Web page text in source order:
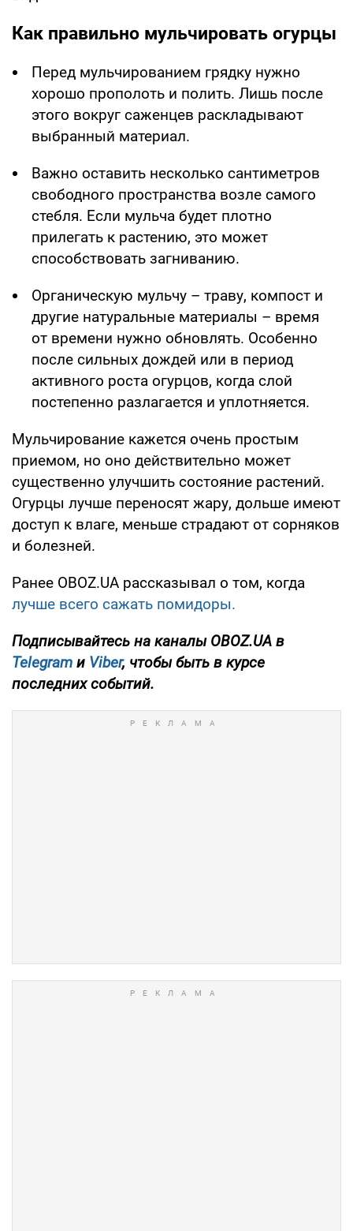
Как правильно мульчировать огурцы
Перед мульчированием грядку нужно
хорошо прополоть и полить. Лишь после
этого вокруг саженцев раскладывают
выбранный материал.
Важно оставить несколько сантиметров
свободного пространства возле самого
стебля. Если мульча будет плотно
прилегать к растению, это может
способствовать загниванию.
Органическую мульчу – траву, компост и
другие натуральные материалы – время
от времени нужно обновлять. Особенно
после сильных дождей или в период
активного роста огурцов, когда слой
постепенно разлагается и уплотняется.
Мульчирование кажется очень простым
приемом, но оно действительно может
существенно улучшить состояние растений.
Огурцы лучше переносят жару, дольше имеют
доступ к влаге, меньше страдают от сорняков
и болезней.
Ранее OBOZ.UA рассказывал о том, когда
лучше всего сажать помидоры.
Подписывайтесь на каналы OBOZ.UA в
Telegram и Viber, чтобы быть в курсе
последних событий.